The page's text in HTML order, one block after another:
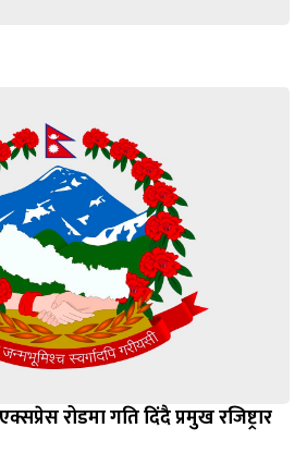
रोडमा गति दिंदै प्रमुख रजिष्ट्रार